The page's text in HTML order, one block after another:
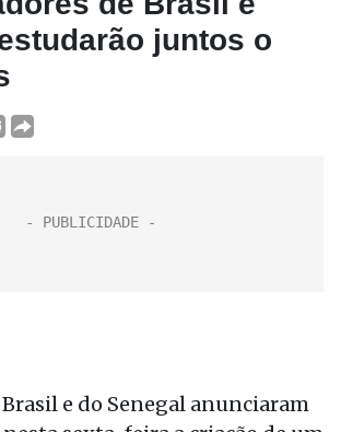
juntos o
e do Senegal anunciaram